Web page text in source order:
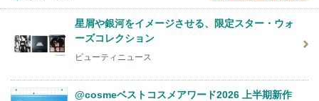
星屑や銀河をイメージさせる、限定スター・ウォ
ーズコレクション
ビューティニュース
@cosmeベストコスメアワード2026 上半期新作